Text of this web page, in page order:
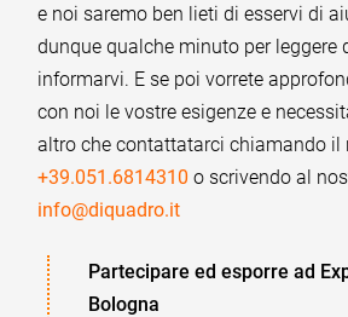
e noi saremo ben lieti di esservi di
dunque qualche minuto per leggere
informarvi. E se poi vorrete
con noi le vostre esigenze e
altro che contattatarci chiamando il
+39.051.6814310 o scrivendo al
info@diquadro.it
Partecipare ed esporre ad
Bologna